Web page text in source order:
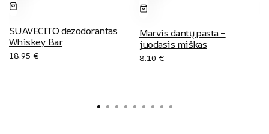
SUAVECITO dezodorantas
Whiskey Bar
18.95 €
Marvis dantų pasta –
juodasis miškas
8.10 €